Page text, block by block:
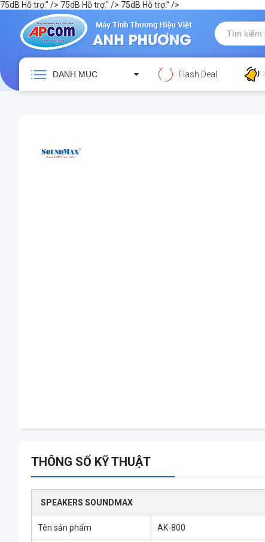
75dB Hỗ trợ." /> 75dB Hỗ trợ." /> 75dB Hỗ trợ." />
DANH MỤC Flash Deal
THÔNG SỐ KỸ THUẬT
SPEAKERS SOUNDMAX
Tên sản phẩm AK-800